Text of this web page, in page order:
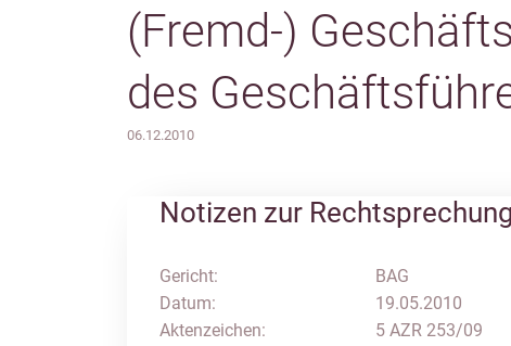
(Fremd-)
des
06.12.2010
Notizen zur Rechtsprechung
Gericht:
Datum:
Aktenzeichen:
BAG
19.05.2010
5 AZR 253/09